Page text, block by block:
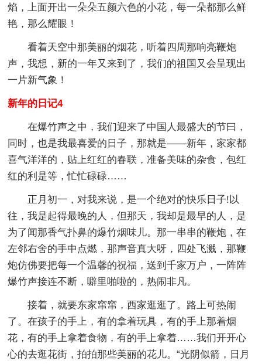
焰，上面开出一朵朵五颜六色的小花，每一朵都那么鲜
艳，那么耀眼！
看着天空中那美丽的烟花，听着四周那响亮鞭炮
声，我想，新的一年又来到了，我们的祖国又会呈现出
一片新气象！
新年的日记4
在爆竹声之中，我们迎来了中国人最盛大的节曰，
同时，也是我最喜爱的日子，那就是——新年，家家都
喜气洋洋的，贴上红红的春联，准备美味的杂食，包红
红的利是等，忙忙碌碌……
正月初一，对我来说，是一个绝对的快乐日子!以
往，我是起得最晚的人，但那天，我却是最早的人，是
为了闻那香气扑鼻的爆竹烟味儿。那一串串的鞭炮，在
左邻右舍的手中点燃，那声音真大呀，四处飞溅，那鞭
炮仿佛要把每一个温馨的祝福，送到千家万户，一阵阵
爆竹声接连不断，噼里啪啦的，热闹非凡。
接着，就要东家窜窜，西家逛逛了。路上可热闹
了。在孩子的手上，有的拿着玩具，有的手上那着烟
花，有的手上拿着食物，有的手上拿着……我们开开心
心的去逛花街，拍拍那些美丽的花儿。“光阴似箭，日月